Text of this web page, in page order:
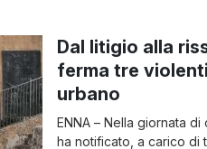
tra le Autorità
Dal litigio alla
ferma tre
urbano
ENNA – Nella giornata
ha notificato, a carico di